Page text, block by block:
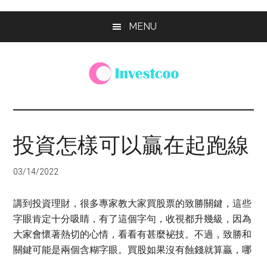
MENU
Investcoo
個
活
的
資
網
站
投資怎樣可以贏在起跑線
03/14/2022
講到投資理財，很多專家教大家買股票的致勝關鍵，這些
字眼肯定十分吸睛，有了這個字句，收視都升幾級，因為
大家會懷著熱切的心情，看看有甚麼袐技。不過，致勝和
關鍵可能是兩個含糊字眼。買股如果沒有蝕錢就算贏，哪